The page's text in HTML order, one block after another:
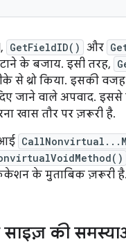
GetFieldID() और
के बजाय. इसी तरह,
से थ्रो किया. इसकी
जाने वाले अपवाद.
खास तौर पर ज़रूरी है.
के मुताबिक ज़रूरी है.
की